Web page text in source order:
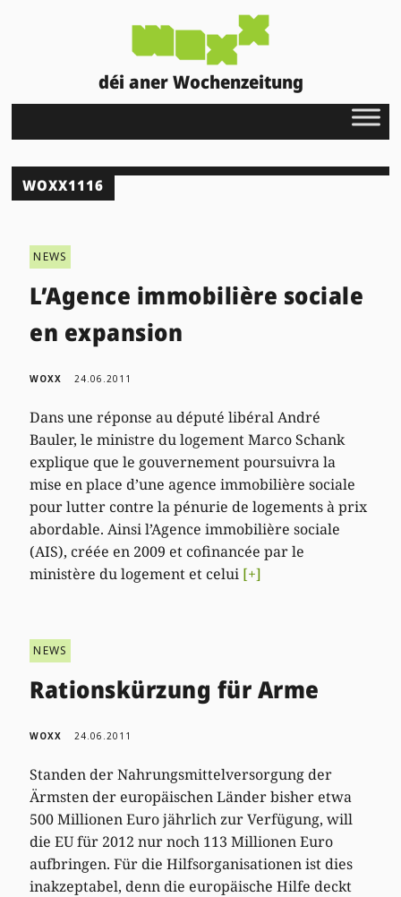
déi aner Wochenzeitung
WOXX1116
NEWS
L’Agence immobilière sociale
en expansion
WOXX 24.06.2011
Dans une réponse au député libéral André
Bauler, le ministre du logement Marco Schank
explique que le gouvernement poursuivra la
mise en place d’une agence immobilière sociale
pour lutter contre la pénurie de logements à prix
abordable. Ainsi l’Agence immobilière sociale
(AIS), créée en 2009 et cofinancée par le
ministère du logement et celui [+]
NEWS
Rationskürzung für Arme
WOXX 24.06.2011
Standen der Nahrungsmittelversorgung der
Ärmsten der europäischen Länder bisher etwa
500 Millionen Euro jährlich zur Verfügung, will
die EU für 2012 nur noch 113 Millionen Euro
aufbringen. Für die Hilfsorganisationen ist dies
inakzeptabel, denn die europäische Hilfe deckt